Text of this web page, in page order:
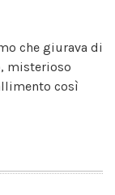
che giurava di
misterioso
così